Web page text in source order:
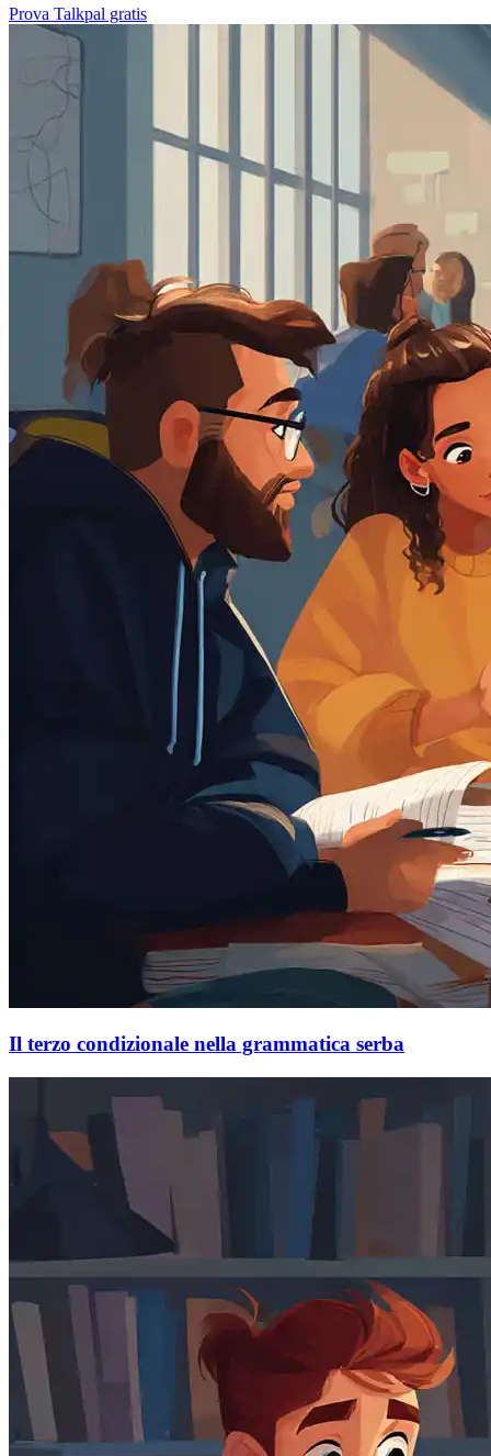
Prova Talkpal gratis
Il terzo condizionale nella grammatica serba